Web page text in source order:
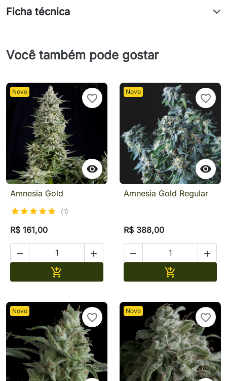
Ficha técnica
Você também pode gostar
Novo

favorite_border
Amnesia Gold
(1)
R$ 161,00
 

Novo

favorite_border
Amnesia Gold Regular
R$ 388,00
 

Novo
favorite_border
Novo
favorite_border